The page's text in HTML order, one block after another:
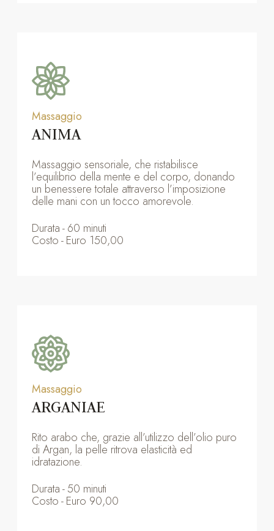
Massaggio
ANIMA
Massaggio sensoriale, che ristabilisce
l’equilibrio della mente e del corpo, donando
un benessere totale attraverso l’imposizione
delle mani con un tocco amorevole.
Durata-60 minuti
Costo-Euro 150,00
Massaggio
ARGANIAE
Rito arabo che, grazie all’utilizzo dell’olio puro
di Argan, la pelle ritrova elasticità ed
idratazione.
Durata-50 minuti
Costo-Euro 90,00